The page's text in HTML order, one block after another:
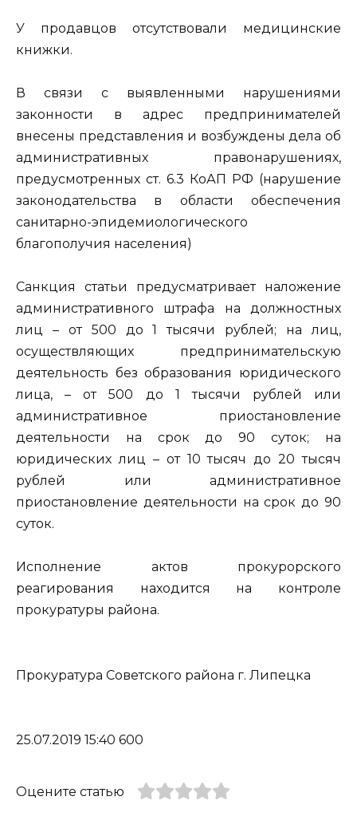
У продавцов отсутствовали медицинские
книжки.
В связи с выявленными нарушениями
законности в адрес предпринимателей
внесены представления и возбуждены дела об
административных правонарушениях,
предусмотренных ст. 6.3 КоАП РФ (нарушение
законодательства в области обеспечения
санитарно-эпидемиологического
благополучия населения)
Санкция статьи предусматривает наложение
административного штрафа на должностных
лиц – от 500 до 1 тысячи рублей; на лиц,
осуществляющих предпринимательскую
деятельность без образования юридического
лица, – от 500 до 1 тысячи рублей или
административное приостановление
деятельности на срок до 90 суток; на
юридических лиц – от 10 тысяч до 20 тысяч
рублей или административное
приостановление деятельности на срок до 90
суток.
Исполнение актов прокурорского
реагирования находится на контроле
прокуратуры района.
Прокуратура Советского района г. Липецка
25.07.2019 15:40 600
Оцените статью